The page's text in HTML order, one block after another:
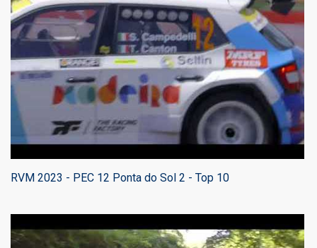
RVM 2023 - PEC 12 Ponta do Sol 2 - Top 10